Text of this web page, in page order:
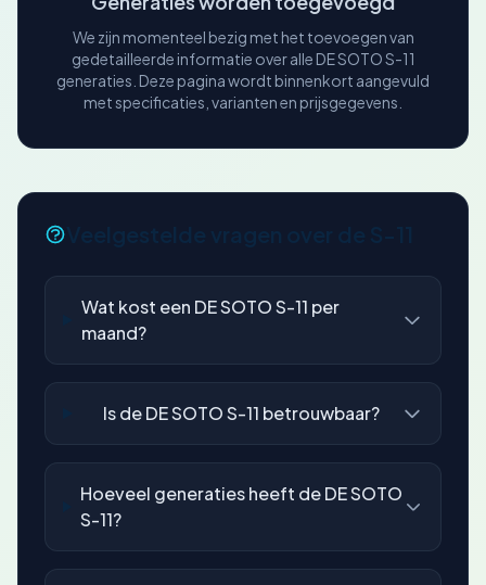
We zijn momenteel bezig met het toevoegen van
gedetailleerde informatie over alle DE SOTO S-11
generaties. Deze pagina wordt binnenkort aangevuld
met specificaties, varianten en prijsgegevens.
Wat kost een DE SOTO S-11 per
maand?
Is de DE SOTO S-11 betrouwbaar?
Hoeveel generaties heeft de DE SOTO
S-11?